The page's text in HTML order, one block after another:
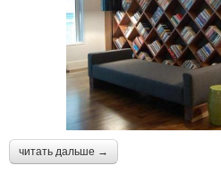
читать дальше →